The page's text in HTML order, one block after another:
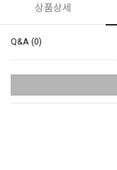
상품상세
Q&A (0)